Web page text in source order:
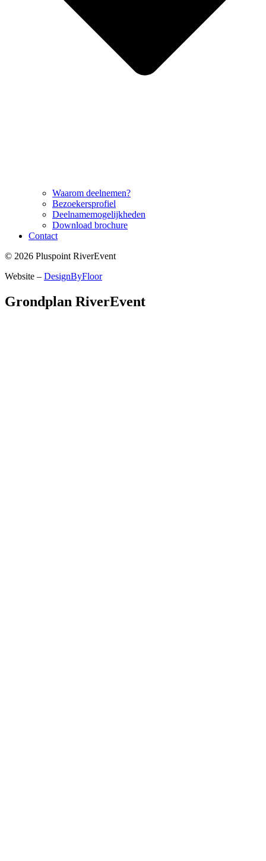
Waarom deelnemen?
Bezoekersprofiel
Deelnamemogelijkheden
Download brochure
Contact
© 2026 Pluspoint RiverEvent
Website – DesignByFloor
Grondplan RiverEvent